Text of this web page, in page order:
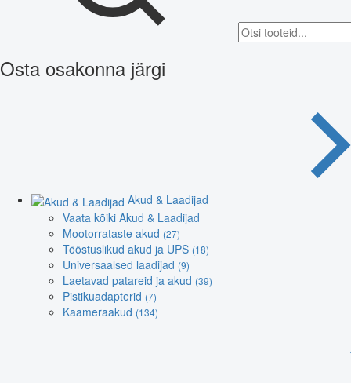
Osta osakonna järgi
Akud & Laadijad
Vaata kõiki Akud & Laadijad
Mootorrataste akud (27)
Tööstuslikud akud ja UPS (18)
Universaalsed laadijad (9)
Laetavad patareid ja akud (39)
Pistikuadapterid (7)
Kaameraakud (134)